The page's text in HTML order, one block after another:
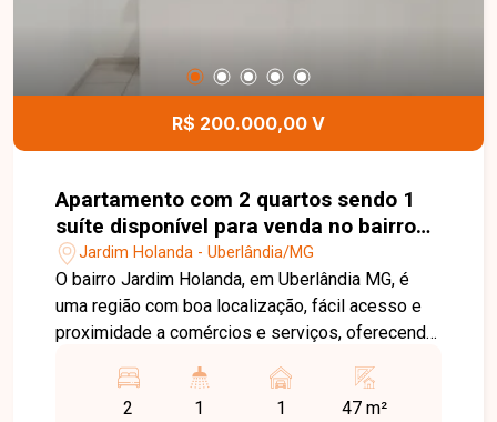
R$ 200.000,00 V
Apartamento com 2 quartos sendo 1
suíte disponível para venda no bairro
Jardim Holanda em Uberlândia-MG
Jardim Holanda - Uberlândia/MG
O bairro Jardim Holanda, em Uberlândia MG, é
uma região com boa localização, fácil acesso e
proximidade a comércios e serviços, oferecendo
com aproximadamente 47 m² de área privativa,
composto por sala com painel de TV, dois
2 1 1 47 m²